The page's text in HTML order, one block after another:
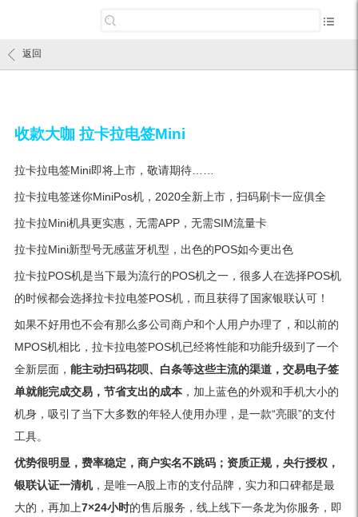
返回
收款大咖 拉卡拉电签Mini
拉卡拉电签Mini即将上市，敬请期待……
拉卡拉电签迷你MiniPos机，2020全新上市，扫码刷卡一应俱全
拉卡拉Mini机具更实惠，无需APP，无需SIM流量卡
拉卡拉Mini新型号无感蓝牙机型，出色的POS如今更出色
拉卡拉POS机是当下最为流行的POS机之一，很多人在选择POS机
的时候都会选择拉卡拉电签POS机，而且获得了国家银联认可！
如果不好用也不会有那么多公司商户和个人用户办理了，和以前的
MPOS机相比，拉卡拉电签POS机已经将性能和功能升级到了一个
全新层面， 能主动扫码花呗、白条等这些主流的渠道，交易电子签
单就能完成交易，节省支出的成本，加上蓝色的外观和手机大小的
机身，吸引了当下大多数的年轻人使用办理，是一款“亮眼”的支付
工具。
优势很明显，费率稳定，商户实名不跳码；资质正规，央行授权，
银联认证一清机，是唯一A股上市的支付品牌，实力和口碑都是最
大的，再加上7×24小时的售后服务，线上线下一条龙为你服务，即